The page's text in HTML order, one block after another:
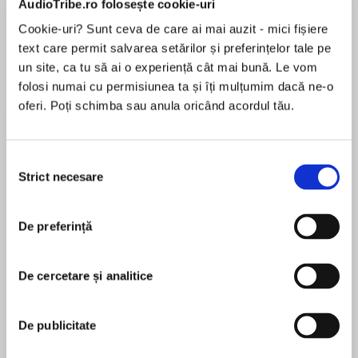
AudioTribe.ro folosește cookie-uri
Cookie-uri? Sunt ceva de care ai mai auzit - mici fișiere
text care permit salvarea setărilor și preferințelor tale pe
un site, ca tu să ai o experiență cât mai bună. Le vom
folosi numai cu permisiunea ta și îți mulțumim dacă ne-o
oferi. Poți schimba sau anula oricând acordul tău.
consimțământului
Strict necesare
De preferință
De cercetare și analitice
De publicitate
Desprecarte
A chilling short story taking us back to DI Sean
Corrigan’s days as a newly minted detective
Billingham, Peter James and Stuart MacBride.
1993. The Parkside Rapist has been terrorising
the women of South London, and Detective
of a secret weapon if he’s going to catch this
When fresh-faced PC Sean Corrigan is
pentru această carte
Luke Delaney joined the Metropolitan Police